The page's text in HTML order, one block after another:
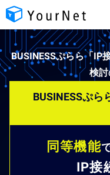
BUSINESSぷらら「IP
検
BUSINESSぷら
同等機能
IP接